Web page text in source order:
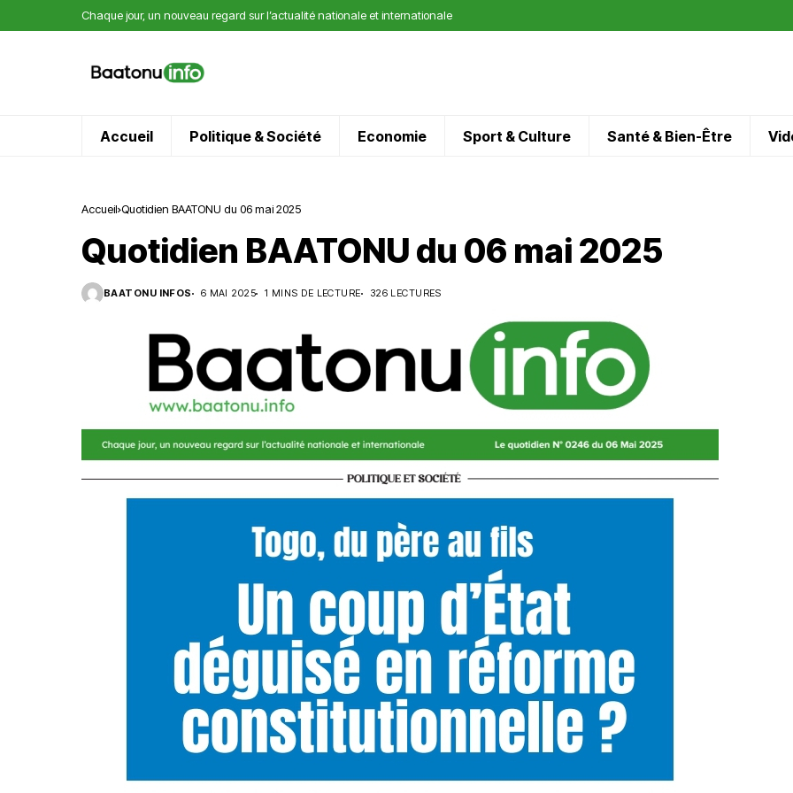
Chaque jour, un nouveau regard sur l’actualité nationale et internationale
Accueil Politique & Société Economie Sport & Culture Santé & Bien-Être
Accueil Quotidien BAATONU du 06 mai 2025
Quotidien BAATONU du 06 mai 2025
BAATONU INFOS 6 MAI 2025 1 MINS DE LECTURE 326 LECTURES